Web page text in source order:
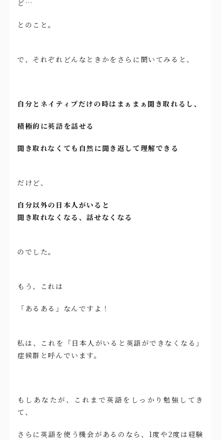
ど…
とのこと。
で、それぞれどんなときかをさらに聞いてみると、
自分とネイティブだけの時はまぁまぁ聞き取れるし、
積極的に英語を話せる
聞き取れなくても自然に聞き返して理解できる
だけど、
自分以外の日本人がいると
聞き取れなくなる、話せなくなる
のでした。
もう、これは
「あるある」なんですよ！
私は、これを「日本人がいると英語ができなくなる」
症候群と呼んでいます。
もしあなたが、これまで英語をしっかり勉強してき
て、
さらに英語を使う機会があるのなら、1度や2度は経験